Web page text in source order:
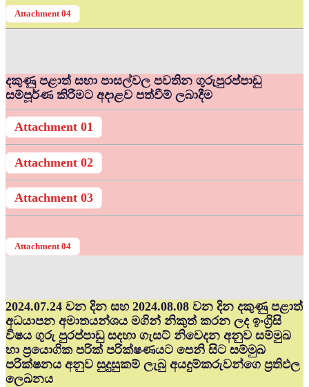
Attachment 04
දකුණු පළාත් සභා පාසල්වල පවතින ගුරුපුරප්පාඩු
සම්පූර්ණ කිරීමට අදාළව පත්වීම් ලබාදීම
Attachment 01
Attachment 02
Attachment 03
Attachment 04
2024.07.24 වන දින සහ 2024.08.08 වන දින දකුණු පළාත්
අධ‍යාපන අමාතයන්ශය මගින් නිකුත් කරන ලද ඉංග්‍රිසි
විෂය ගුරු පුරප්පාඩු සදහා ගැසට් නිවෙදන අනුව සම්මුඛ
හා ප්‍රයොගික පරික් පරික්ෂණයට පෙනි සිට සම්මුඛ
පරික්ෂනය අනුව සුදුසුකම් ලැබු අයදුම්කරුවන්ගෙ ප්‍රතිඵල
ලෙඛනය